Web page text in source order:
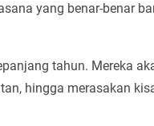
yang benar-benar
tahun. Mereka
hingga merasakan